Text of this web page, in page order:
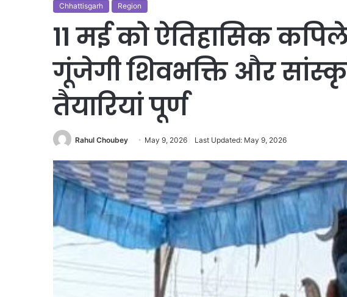
Chhattisgarh Region
11 मई को ऐतिहासिक
गूंजेगी शिवभक्ति और
तैयारियां पूर्ण
Rahul Choubey May 9, 2026 Last Updated: May 9, 2026